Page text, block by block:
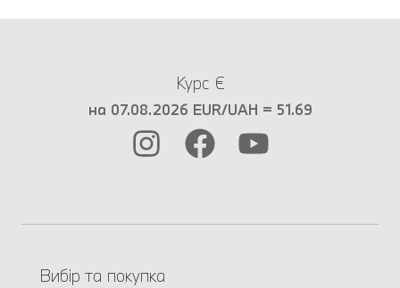
Курс €
на 07.08.2026 EUR/UAH = 51.69
Вибір та покупка